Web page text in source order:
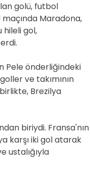
golü, futbol
Maradona,
hileli gol,
Pele önderliğindeki
ve takımının
Brezilya
biriydi. Fransa'nın
karşı iki gol atarak
ustalığıyla